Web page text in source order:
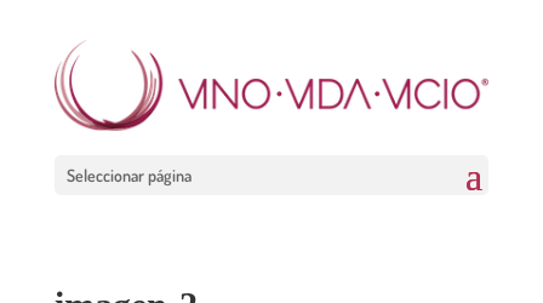
Seleccionar página